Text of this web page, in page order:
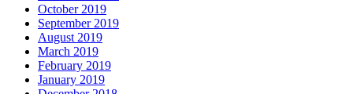
October 2019
September 2019
August 2019
March 2019
February 2019
January 2019